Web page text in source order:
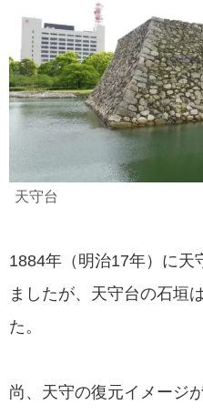
天守台
1884年（明治17年）に天
ましたが、天守台の石垣
た。
尚、天守の復元イメージ